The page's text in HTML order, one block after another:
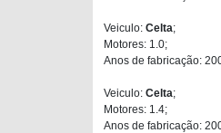
Veiculo: Celta;
Motores: 1.0;
Anos de fabricação:
Veiculo: Celta;
Motores: 1.4;
Anos de fabricação: